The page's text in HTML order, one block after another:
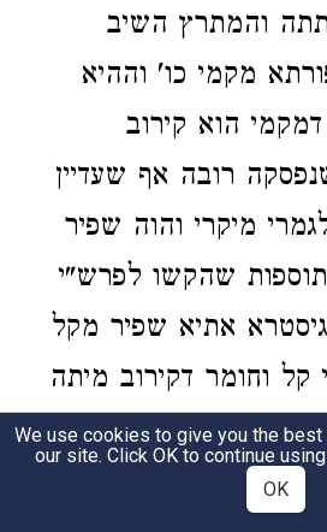
והמתרץ השיב
מקמי כו' וההיא
הוא קירוב
רובה אף שעדיין
מיקרי והוה שפיר
שהקשו לפרש"י
אתיא שפיר מקל
וחומר דקירוב מיתה
מקל וחומר דמטמא
תם וכדאמרינן בפרק
We use cookies to give you the
our site. Click OK to continue
OK